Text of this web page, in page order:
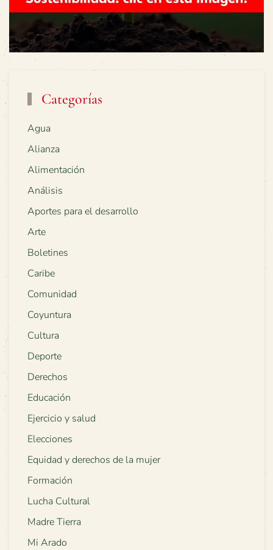
Categorías
Agua
Alianza
Alimentación
Análisis
Aportes para el desarrollo
Arte
Boletines
Caribe
Comunidad
Coyuntura
Cultura
Deporte
Derechos
Educación
Ejercicio y salud
Elecciones
Equidad y derechos de la mujer
Formación
Lucha Cultural
Madre Tierra
Mi Arado